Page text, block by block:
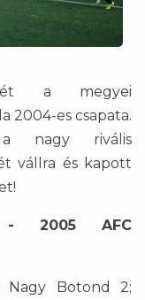
a megyei
2004-es csapata.
nagy rivális
vállra és kapott
- 2005 AFC
Nagy Botond 2;